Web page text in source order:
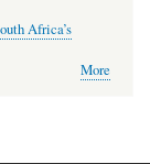
Africa’s
More